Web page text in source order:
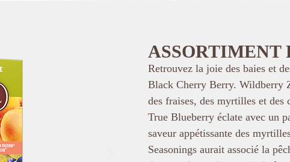
ASSORTIMENT
Retrouvez la joie des baies et
Black Cherry Berry. Wildberry
des fraises, des myrtilles et des
True Blueberry éclate avec un
saveur appétissante des
Seasonings aurait associé la